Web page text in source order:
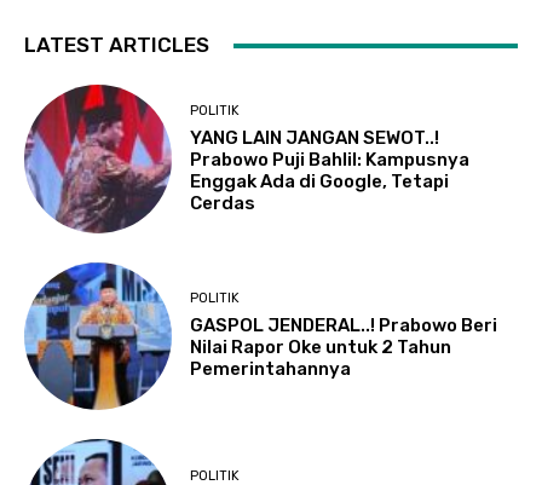
LATEST ARTICLES
POLITIK
YANG LAIN JANGAN SEWOT..!
Prabowo Puji Bahlil: Kampusnya
Enggak Ada di Google, Tetapi
Cerdas
POLITIK
GASPOL JENDERAL..! Prabowo Beri
Nilai Rapor Oke untuk 2 Tahun
Pemerintahannya
POLITIK